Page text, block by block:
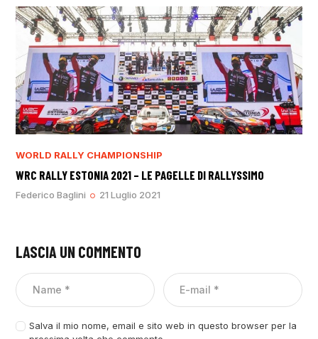
WORLD RALLY CHAMPIONSHIP
WRC RALLY ESTONIA 2021 – LE PAGELLE DI RALLYSSIMO
Federico Baglini 21 Luglio 2021
LASCIA UN COMMENTO
Salva il mio nome, email e sito web in questo browser per la